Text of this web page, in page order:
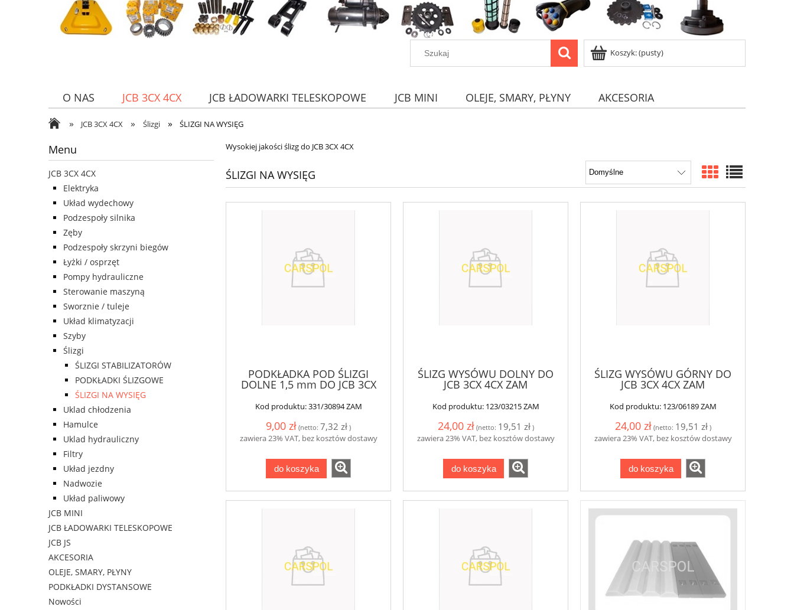
Koszyk:(pusty)
O NAS JCB 3CX 4CX JCB ŁADOWARKI TELESKOPOWE JCB MINI OLEJE, SMARY, PŁYNY AKCESORIA
» JCB 3CX 4CX » Ślizgi » ŚLIZGI NA WYSIĘG
Menu
JCB 3CX 4CX
Elektryka
Układ wydechowy
Podzespoły silnika
Zęby
Podzespoły skrzyni biegów
Łyżki / osprzęt
Pompy hydrauliczne
Sterowanie maszyną
Sworznie / tuleje
Układ klimatyzacji
Szyby
Ślizgi
ŚLIZGI STABILIZATORÓW
PODKŁADKI ŚLIZGOWE
ŚLIZGI NA WYSIĘG
Uklad chłodzenia
Hamulce
Uklad hydrauliczny
Filtry
Układ jezdny
Nadwozie
Układ paliwowy
JCB MINI
JCB ŁADOWARKI TELESKOPOWE
JCB JS
AKCESORIA
OLEJE, SMARY, PŁYNY
PODKŁADKI DYSTANSOWE
Nowości
Wysokiej jakości ślizg do JCB 3CX 4CX
ŚLIZGI NA WYSIĘG
PODKŁADKA POD ŚLIZGI
DOLNE 1,5 mm DO JCB 3CX
Kod produktu:331/30894 ZAM
9,00 zł (netto: 7,32 zł )
zawiera 23% VAT, bez kosztów dostawy
do koszyka
ŚLIZG WYSÓWU DOLNY DO
JCB 3CX 4CX ZAM
Kod produktu: 123/03215 ZAM
24,00 zł (netto: 19,51 zł)
zawiera 23% VAT, bez kosztów dostawy
do koszyka
ŚLIZG WYSÓWU GÓRNY DO
JCB 3CX 4CX ZAM
Kod produktu: 123/06189 ZAM
24,00 zł (netto: 19,51 zł)
zawiera 23% VAT, bez kosztów dostawy
do koszyka